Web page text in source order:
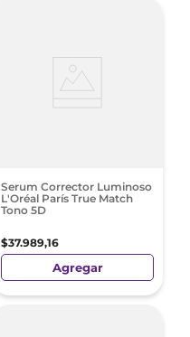
Serum Corrector Luminoso
L'Oréal París True Match
Tono 5D
$37.989,16
Agregar